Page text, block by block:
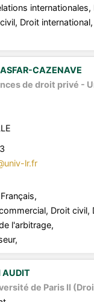
internationales,
Droit international,
ASFAR-CAZENAVE
de droit privé -
lr.fr
Français,
Droit civil,
l'arbitrage,
AUDIT
de Paris II